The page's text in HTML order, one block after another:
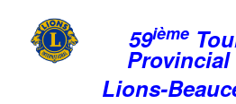
59ième
Provincial
Lions-